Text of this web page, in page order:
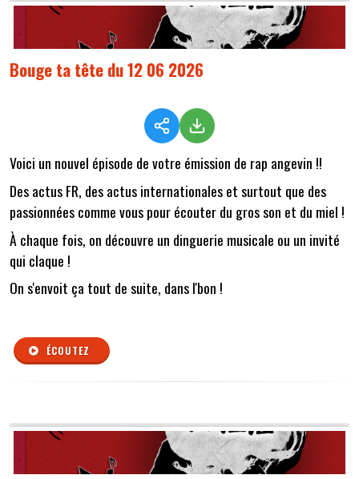
Bouge ta tête du 12 06 2026
Voici un nouvel épisode de votre émission de rap angevin !!
Des actus FR, des actus internationales et surtout que des
passionnées comme vous pour écouter du gros son et du miel !
À chaque fois, on découvre un dinguerie musicale ou un invité
qui claque !
On s'envoit ça tout de suite, dans l'bon !
ÉCOUTEZ